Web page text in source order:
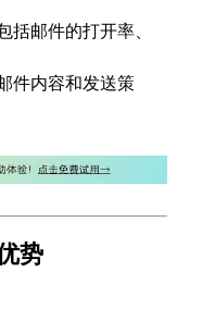
括邮件的打开率、
件内容和发送策
势